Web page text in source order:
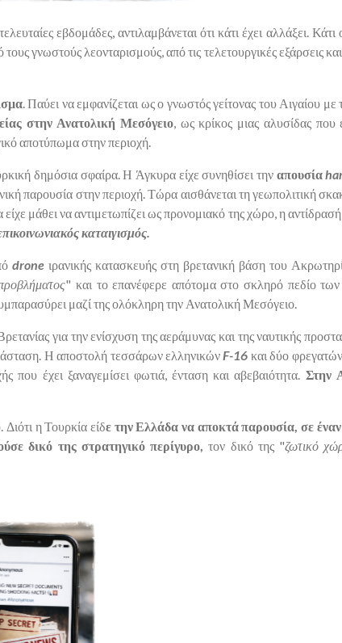
εβδομάδες, αντιλαμβάνεται ότι κάτι έχει αλλάξει. Κάτι
γνωστούς λεονταρισμούς, από τις τελετουργικές εξάρσεις
. Παύει να εμφανίζεται ως ο γνωστός γείτονας του Αιγαίου με
στην Ανατολική Μεσόγειο, ως κρίκος μιας αλυσίδας που
αποτύπωμα στην περιοχή.
δημόσια σφαίρα. Η Άγκυρα είχε συνηθίσει την απουσία
παρουσία στην περιοχή. Τώρα αισθάνεται τη γεωπολιτική
μάθει να αντιμετωπίζει ως προνομιακό της χώρο, η
καταιγισμός.
drone ιρανικής κατασκευής στη βρετανική βάση του
" και το επανέφερε απότομα στο σκληρό πεδίο των
μαζί της ολόκληρη την Ανατολική Μεσόγειο.
για την ενίσχυση της αεράμυνας και της ναυτικής
Η αποστολή τεσσάρων ελληνικώνF-16 και δύο
που έχει ξαναγεμίσει φωτιά, ένταση και αβεβαιότητα. Στην
η Τουρκία είδε την Ελλάδα να αποκτά παρουσία, σε
δικό της στρατηγικό περίγυρο, τον δικό της "ζωτικό